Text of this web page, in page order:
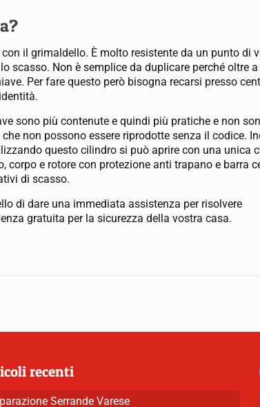
il grimaldello. È molto resistente da un punto di
scasso. Non è semplice da duplicare perché oltre
Per fare questo però bisogna recarsi presso
sono più contenute e quindi più pratiche e non
non possono essere riprodotte senza il codice.
questo cilindro si può aprire con una unica
e rotore con protezione anti trapano e barra
di scasso.
di dare una immediata assistenza per risolvere
gratuita per la sicurezza della vostra casa.
recenti
Serrande Varese